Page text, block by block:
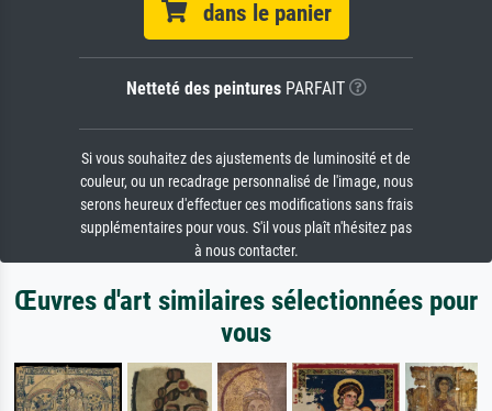
dans le panier
Netteté des peinturesPARFAIT
Si vous souhaitez des ajustements de luminosité et de
couleur, ou un recadrage personnalisé de l'image, nous
serons heureux d'effectuer ces modifications sans frais
supplémentaires pour vous. S'il vous plaît n'hésitez pas
à nous contacter.
Œuvres d'art similaires sélectionnées pour
vous